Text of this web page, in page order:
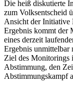
Die heiß diskutierte
zum Volksentscheid
Ansicht der Initiative
Ergebnis kommt der
eines derzeit
Ergebnis unmittelbar
Ziel des Monitorings
Abstimmung, den
Abstimmungskampf